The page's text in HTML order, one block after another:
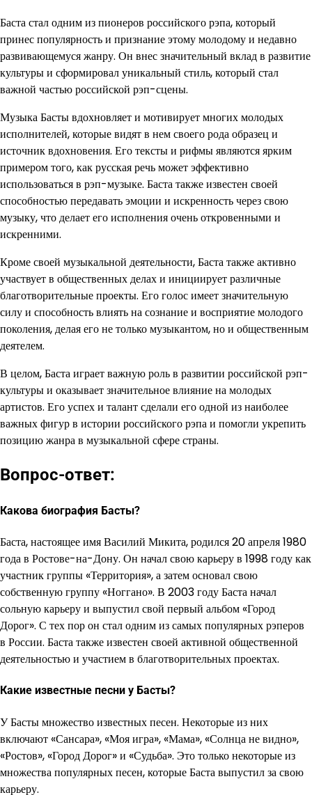
Баста стал одним из пионеров российского рэпа, который
принес популярность и признание этому молодому и недавно
развивающемуся жанру. Он внес значительный вклад в развитие
культуры и сформировал уникальный стиль, который стал
важной частью российской рэп-сцены.
Музыка Басты вдохновляет и мотивирует многих молодых
исполнителей, которые видят в нем своего рода образец и
источник вдохновения. Его тексты и рифмы являются ярким
примером того, как русская речь может эффективно
использоваться в рэп-музыке. Баста также известен своей
способностью передавать эмоции и искренность через свою
музыку, что делает его исполнения очень откровенными и
искренними.
Кроме своей музыкальной деятельности, Баста также активно
участвует в общественных делах и инициирует различные
благотворительные проекты. Его голос имеет значительную
силу и способность влиять на сознание и восприятие молодого
поколения, делая его не только музыкантом, но и общественным
деятелем.
В целом, Баста играет важную роль в развитии российской рэп-
культуры и оказывает значительное влияние на молодых
артистов. Его успех и талант сделали его одной из наиболее
важных фигур в истории российского рэпа и помогли укрепить
позицию жанра в музыкальной сфере страны.
Вопрос-ответ:
Какова биография Басты?
Баста, настоящее имя Василий Микита, родился 20 апреля 1980
года в Ростове-на-Дону. Он начал свою карьеру в 1998 году как
участник группы «Территория», а затем основал свою
собственную группу «Ноггано». В 2003 году Баста начал
сольную карьеру и выпустил свой первый альбом «Город
Дорог». С тех пор он стал одним из самых популярных рэперов
в России. Баста также известен своей активной общественной
деятельностью и участием в благотворительных проектах.
Какие известные песни у Басты?
У Басты множество известных песен. Некоторые из них
включают «Сансара», «Моя игра», «Мама», «Солнца не видно»,
«Ростов», «Город Дорог» и «Судьба». Это только некоторые из
множества популярных песен, которые Баста выпустил за свою
карьеру.